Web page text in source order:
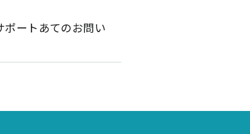
ポートあてのお問い